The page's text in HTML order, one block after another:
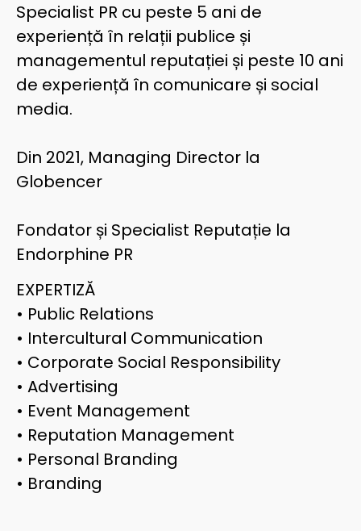
Specialist PR cu peste 5 ani de
experiență în relații publice și
managementul reputației și peste 10 ani
de experiență în comunicare și social
media.
Din 2021, Managing Director la
Globencer
Fondator și Specialist Reputație la
Endorphine PR
EXPERTIZĂ
• Public Relations
• Intercultural Communication
• Corporate Social Responsibility
• Advertising
• Event Management
• Reputation Management
• Personal Branding
• Branding